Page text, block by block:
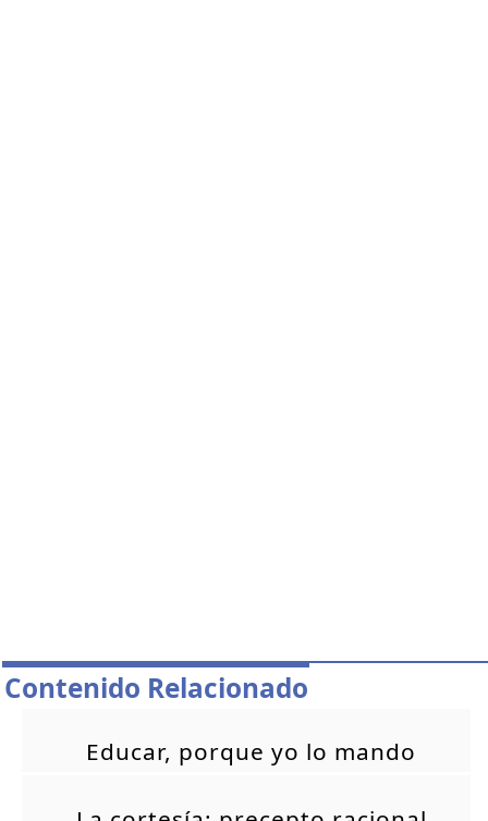
Contenido Relacionado
Educar, porque yo lo mando